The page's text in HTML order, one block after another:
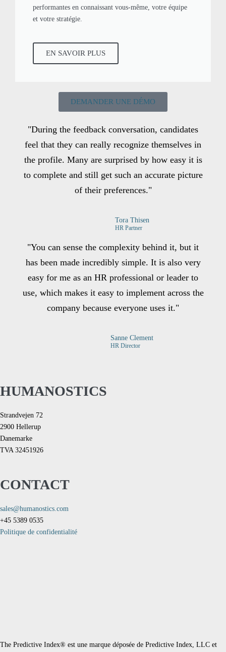
performantes en connaissant vous-même, votre équipe
et votre stratégie.
EN SAVOIR PLUS
DEMANDER UNE DÉMO
"During the feedback conversation, candidates
feel that they can really recognize themselves in
the profile. Many are surprised by how easy it is
to complete and still get such an accurate picture
of their preferences."
Tora Thisen
HR Partner
"You can sense the complexity behind it, but it
has been made incredibly simple. It is also very
easy for me as an HR professional or leader to
use, which makes it easy to implement across the
company because everyone uses it."
Sanne Clement
HR Director
HUMANOSTICS
Strandvejen 72
2900 Hellerup
Danemarke
TVA 32451926
CONTACT
sales@humanostics.com
+45 5389 0535
Politique de confidentialité
The Predictive Index® est une marque déposée de Predictive Index, LLC et